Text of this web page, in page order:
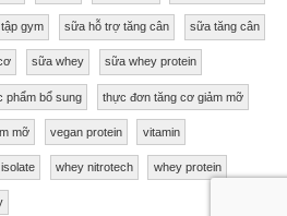
gym sữa hỗ trợ tăng cân sữa tăng cân
sữa whey sữa whey protein
phẩm bổ sung thực đơn tăng cơ giảm mỡ
mỡ vegan protein vitamin
whey nitrotech whey protein